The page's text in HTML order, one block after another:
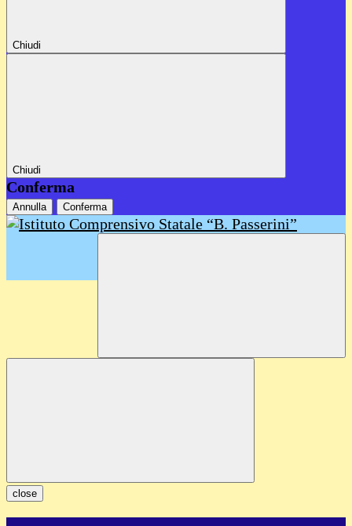
Chiudi
Chiudi
Conferma
Annulla Conferma
close